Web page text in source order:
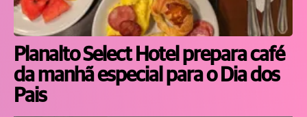
Planalto Select Hotel prepara café
da manhã especial para o Dia dos
Pais